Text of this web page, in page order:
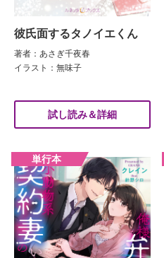
彼氏面するタノイエくん
著者：あさぎ千夜春
イラスト：無味子
試し読み＆詳細